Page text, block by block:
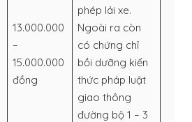
13.000.000
–
15.000.000
đồng
phép lái xe.
Ngoài ra còn
có chứng chỉ
bồi dưỡng kiến
thức pháp luật
giao thông
đường bộ 1 – 3